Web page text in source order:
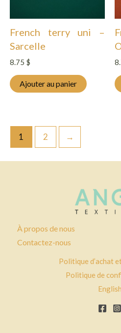
French terry uni –
Sarcelle
8.75 $
Ajouter au panier
1 2 →
À propos de nous
Contactez-nous
Politique d’achat
Politique de
English